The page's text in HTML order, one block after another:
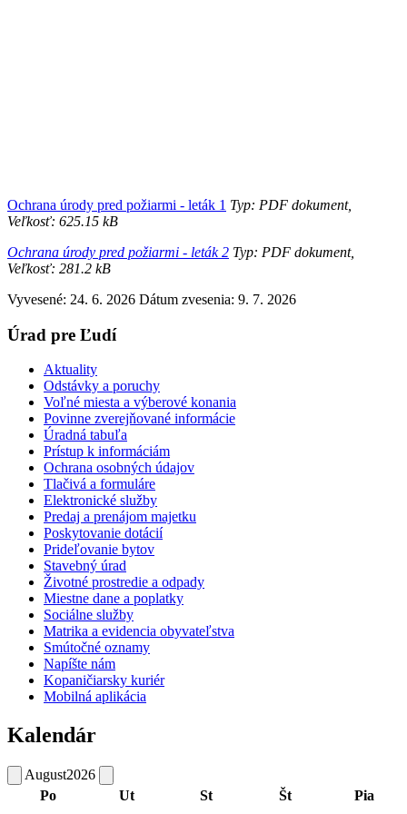
Ochrana úrody pred požiarmi - leták 1 Typ: PDF dokument,
Veľkosť: 625.15 kB
Ochrana úrody pred požiarmi - leták 2 Typ: PDF dokument,
Veľkosť: 281.2 kB
Vyvesené: 24. 6. 2026 Dátum zvesenia: 9. 7. 2026
Úrad pre Ľudí
Aktuality
Odstávky a poruchy
Voľné miesta a výberové konania
Povinne zverejňované informácie
Úradná tabuľa
Prístup k informáciám
Ochrana osobných údajov
Tlačivá a formuláre
Elektronické služby
Predaj a prenájom majetku
Poskytovanie dotácií
Prideľovanie bytov
Stavebný úrad
Životné prostredie a odpady
Miestne dane a poplatky
Sociálne služby
Matrika a evidencia obyvateľstva
Smútočné oznamy
Napíšte nám
Kopaničiarsky kuriér
Mobilná aplikácia
Kalendár
August2026
Po
Ut St Št Pia